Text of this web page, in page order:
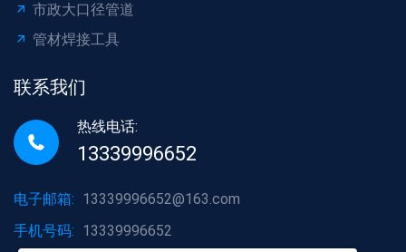
市政大口径管道
管材焊接工具
联系我们
热线电话:
13339996652
电子邮箱: 13339996652@163.com
手机号码: 13339996652